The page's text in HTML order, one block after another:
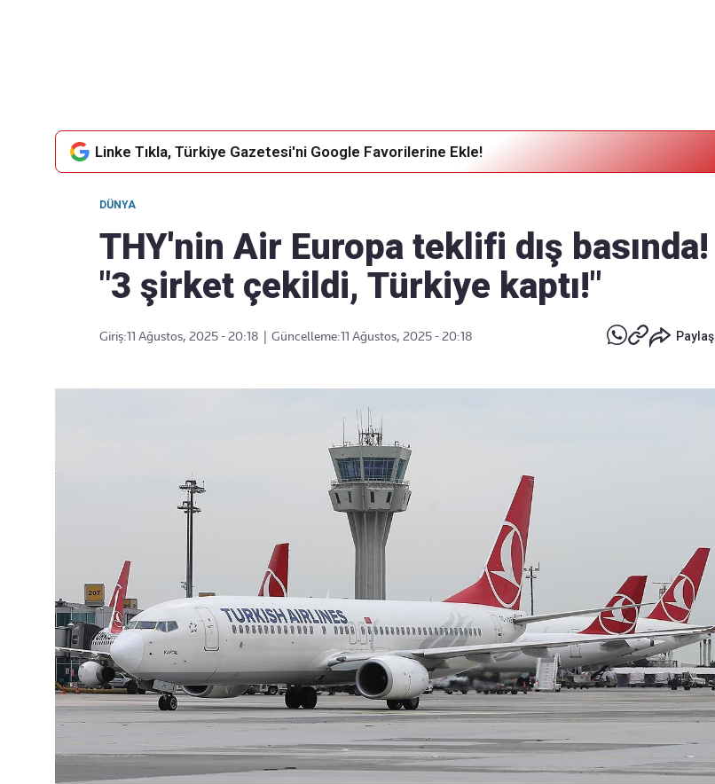
Linke Tıkla, Türkiye Gazetesi'ni Google Favorilerine Ekle!
DÜNYA
THY'nin Air Europa teklifi dış basında!
"3 şirket çekildi, Türkiye kaptı!"
Giriş:11 Ağustos, 2025 - 20:18 Güncelleme:11 Ağustos, 2025 - 20:18 Paylaş